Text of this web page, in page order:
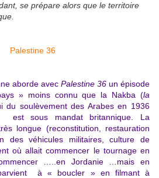
se prépare alors que le territoire
aborde avec Palestine 36 un épisode
» moins connu que la Nakba (la
du soulèvement des Arabes en 1936
est sous mandat britannique. La
longue (reconstitution, restauration
des véhicules militaires, culture de
où allait commencer le tournage en
…..en Jordanie …mais en
à « boucler » en filmant à